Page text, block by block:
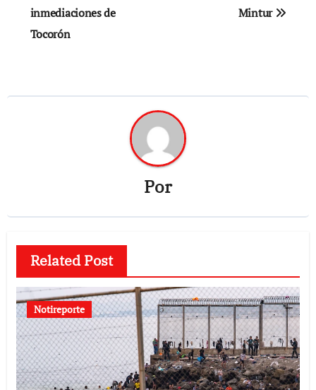
inmediaciones de
Tocorón
Mintur
Por
Related Post
Notireporte